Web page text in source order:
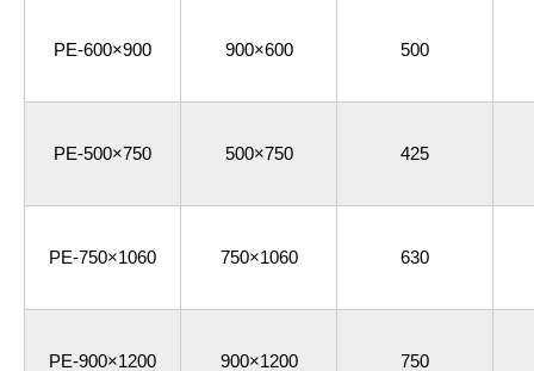
PE-600×900 900×600 500
PE-500×750 500×750 425
PE-750×1060 750×1060 630
PE-900×1200 900×1200 750